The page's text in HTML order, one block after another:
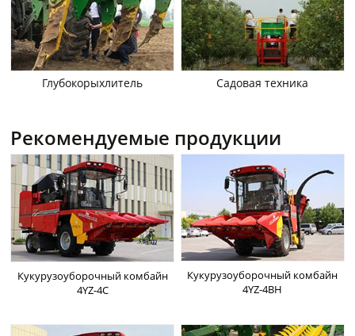
Глубокорыхлитель Садовая техника
Рекомендуемые продукции
Кукурузоуборочный комбайн
4YZ-4C
Кукурузоуборочный комбайн
4YZ-4BH